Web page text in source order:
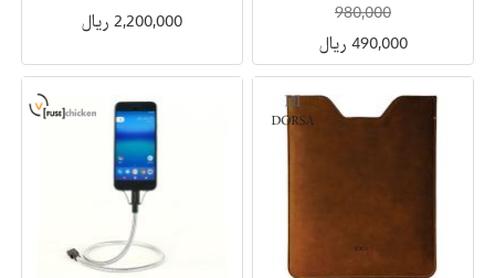
980,000
490,000 ریال
2,200,000 ریال